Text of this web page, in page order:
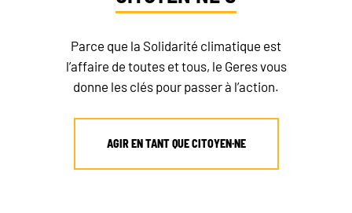
Parce que la Solidarité climatique est
l’affaire de toutes et tous, le Geres vous
donne les clés pour passer à l’action.
AGIR EN TANT QUE CITOYEN·NE